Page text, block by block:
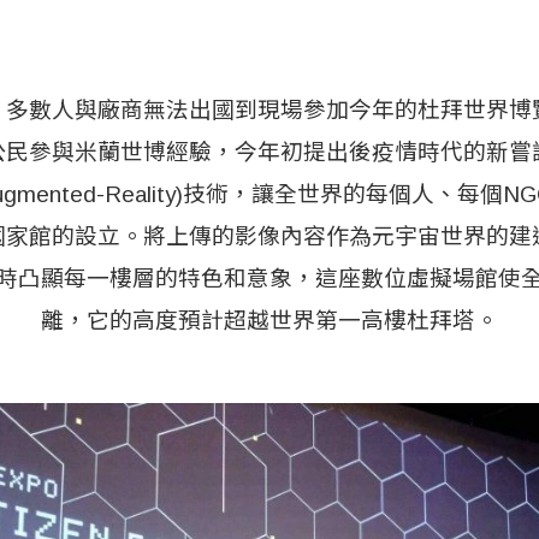
數人與廠商無法出國到現場參加今年的杜拜世界
參與米蘭世博經驗，今年初提出後疫情時代的新
Reality)技術，讓全世界的每個人、每個
館的設立。將上傳的影像內容作為元宇宙世界的
凸顯每一樓層的特色和意象，這座數位虛擬場館使
離，它的高度預計超越世界第一高樓杜拜塔。